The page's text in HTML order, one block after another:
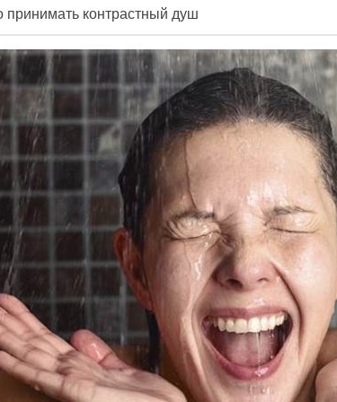
принимать контрастный душ